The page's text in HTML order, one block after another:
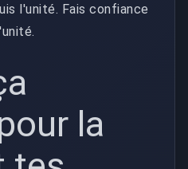
l'unité. Fais confiance
la